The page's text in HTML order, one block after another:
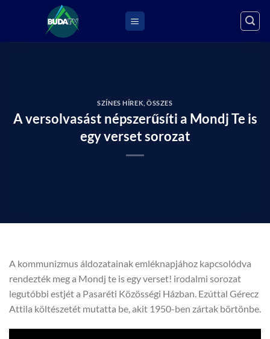
SZÍNES HÍREK ,ÖSSZES
A versolvasást népszerűsíti a Mondj Te is
egy verset sorozat
A kommunizmus áldozatainak emléknapjához kapcsolódva
rendezték meg a Mondj te is egy verset! irodalmi sorozat
legutóbbi estjét a Pasaréti Közösségi Házban. Ezúttal Gérecz
Attila költészetét mutatta be, akit 1950-ben zártak börtönbe.